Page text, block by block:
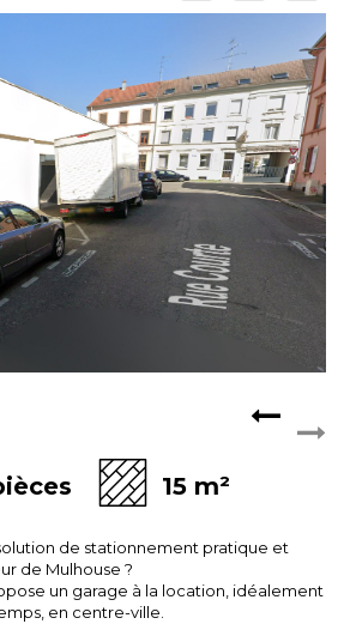
15 m²
de stationnement pratique et
de Mulhouse ?
un garage à la location, idéalement
en centre-ville.